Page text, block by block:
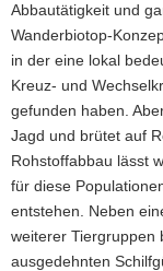
Abbautätigkeit und
Wanderbiotop-
in der eine lokal
Kreuz- und
gefunden haben.
Jagd und brütet auf
Rohstoffabbau lässt
für diese
entstehen. Neben
weiterer Tiergruppen
ausgedehnten